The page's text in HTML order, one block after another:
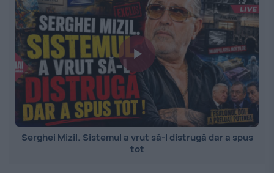
Serghei Mizil. Sistemul a vrut să-l distrugă dar a spus
tot